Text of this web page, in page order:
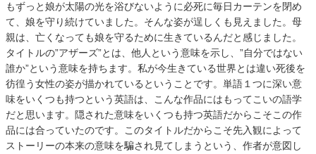
もずっと娘が太陽の光を浴びないように必死に毎日カーテンを閉め
て、娘を守り続けていました。そんな姿が逞しくも見えました。母
親は、亡くなっても娘を守るために生きているんだと感じました。
タイトルの”アザーズ”とは、他人という意味を示し、”自分ではない
誰か”という意味を持ちます。私が今生きている世界とは違い死後を
彷徨う女性の姿が描かれているということです。単語１つに深い意
味をいくつも持つという英語は、こんな作品にはもってこいの語学
だと思います。隠された意味をいくつも持つ英語だからこそこの作
品には合っていたのです。このタイトルだからこそ先入観によって
ストーリーの本来の意味を騙され見てしまうという、作者が意図し